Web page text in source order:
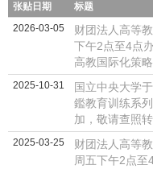
张贴日期 标题
2026-03-05
财团法人高等
下午2点至4点
高教国际化策略
2025-10-31
国立中央大学
鑑教育训练系
加，敬请查照转
2025-03-25
财团法人高等
周五下午2点至